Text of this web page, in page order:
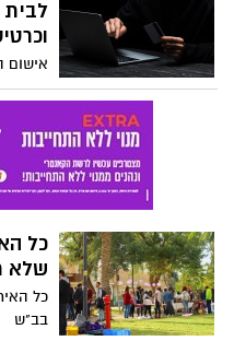
לבית
אישום
משפחה
להם
כל
שלא
כל
בב"ש